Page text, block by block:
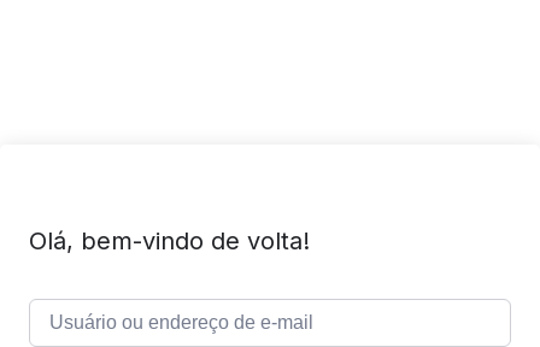
Olá, bem-vindo de volta!